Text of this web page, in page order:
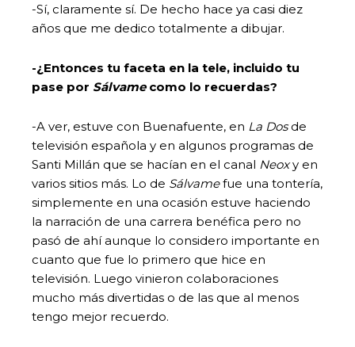
-Sí, claramente sí. De hecho hace ya casi diez
años que me dedico totalmente a dibujar.
-¿Entonces tu faceta en la tele, incluido tu
pase por Sálvamecomo lo recuerdas?
-A ver, estuve con Buenafuente, en La Dosde
televisión española y en algunos programas de
Santi Millán que se hacían en el canal Neoxy en
varios sitios más. Lo de Sálvamefue una tontería,
simplemente en una ocasión estuve haciendo
la narración de una carrera benéfica pero no
pasó de ahí aunque lo considero importante en
cuanto que fue lo primero que hice en
televisión. Luego vinieron colaboraciones
mucho más divertidas o de las que al menos
tengo mejor recuerdo.